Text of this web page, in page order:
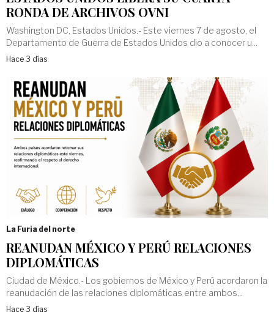
RONDA DE ARCHIVOS OVNI
Washington DC, Estados Unidos.- Este viernes 7 de agosto, el
Departamento de Guerra de Estados Unidos dio a conocer u...
Hace 3 días
La Furia del norte
REANUDAN MÉXICO Y PERÚ RELACIONES
DIPLOMÁTICAS
Ciudad de México.- Los gobiernos de México y Perú acordaron la
reanudación de las relaciones diplomáticas entre ambos...
Hace 3 días